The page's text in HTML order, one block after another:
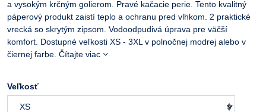
a vysokým krčným golierom. Pravé kačacie perie. Tento kvalitný
páperový produkt zaistí teplo a ochranu pred vlhkom. 2 praktické
vrecká so skrytým zipsom. Vodoodpudivá úprava pre väčší
komfort. Dostupné veľkosti XS - 3XL v polnočnej modrej alebo v
čiernej farbe. Čítajte viac
Veľkosť